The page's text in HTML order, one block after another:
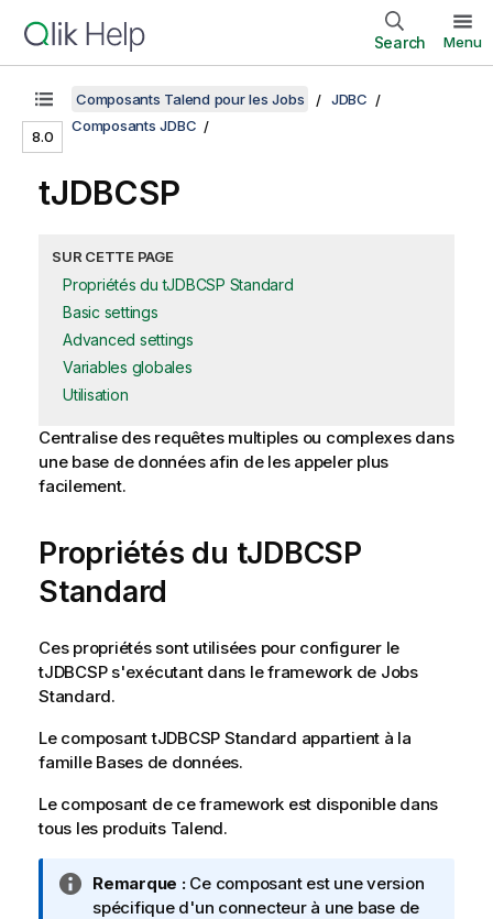
Search Menu
8.0
Composants Talend pour les Jobs
JDBC
Composants JDBC
tJDBCSP
SUR CETTE PAGE
Propriétés du tJDBCSP Standard
Basic settings
Advanced settings
Variables globales
Utilisation
Centralise des requêtes multiples ou complexes dans
une base de données afin de les appeler plus
facilement.
Propriétés du tJDBCSP
Standard
Ces propriétés sont utilisées pour configurer le
tJDBCSPs'exécutant dans le framework de Jobs
Standard.
Le composanttJDBCSP Standard appartient à la
famille Bases de données.
Le composant de ce framework est disponible dans
tous les produits Talend.
N
o
Remarque :Ce composant est une version
spécifique d'un connecteur à une base de